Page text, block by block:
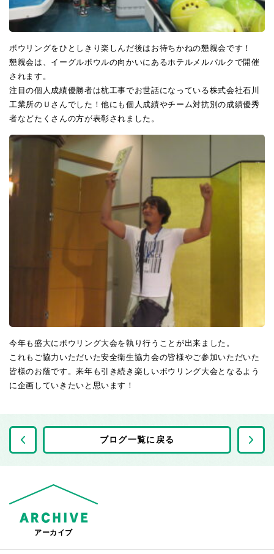
ボウリングをひとしきり楽しんだ後はお待ちかねの懇親会です！
懇親会は、イーグルボウルの向かいにあるホテルメルパルクで開催
されます。
注目の個人成績優勝者は杭工事でお世話になっている株式会社石川
工業所のＵさんでした！他にも個人成績やチーム対抗別の成績優秀
者などたくさんの方が表彰されました。
今年も盛大にボウリング大会を執り行うことが出来ました。
これもご協力いただいた安全衛生協力会の皆様やご参加いただいた
皆様のお蔭です。来年も引き続き楽しいボウリング大会となるよう
に企画していきたいと思います！
ブログ一覧に戻る
アーカイブ